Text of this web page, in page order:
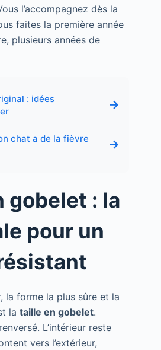
l’accompagnez dès la
faites la première année
plusieurs années de
: idées
→
chat a de la fièvre
→
gobelet : la
pour un
la forme la plus sûre et la
la taille en gobelet.
L’intérieur reste
vers l’extérieur,